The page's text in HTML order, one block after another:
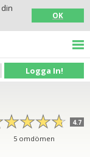
OK
Logga In!
☆☆☆☆
★★★★ 4.7
5 omdömen